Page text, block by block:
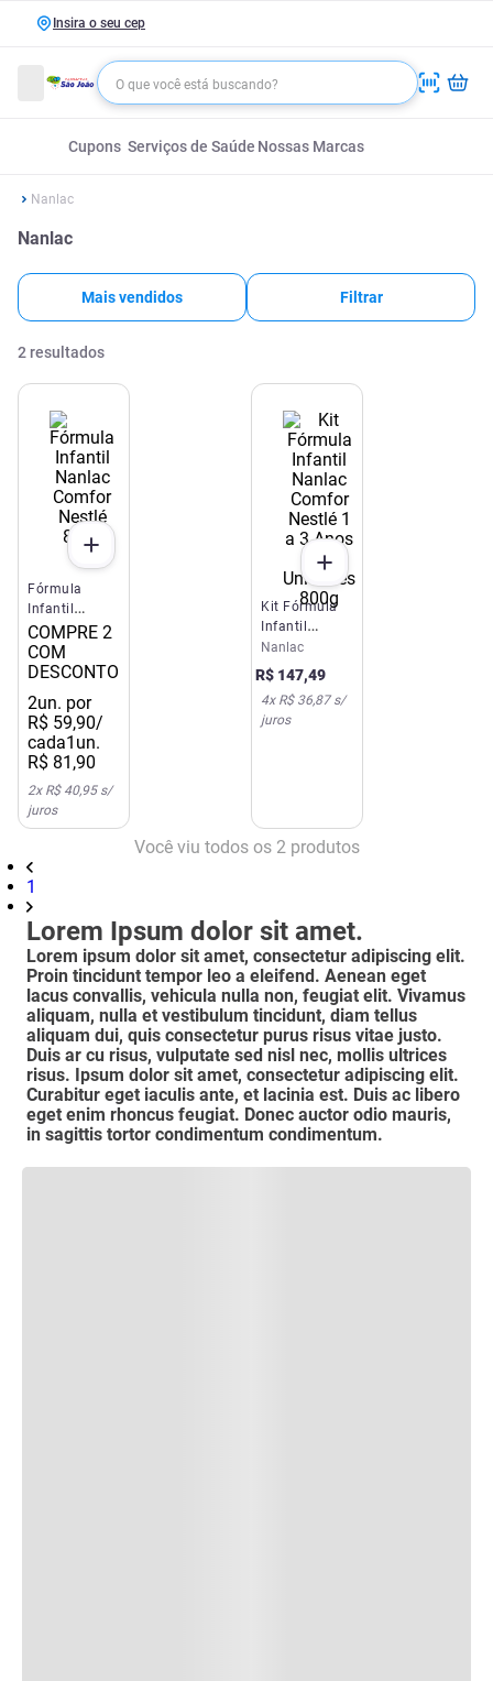
Insira o seu cep
Cupons Serviços de Saúde Nossas Marcas
Nanlac
Nanlac
Mais vendidos Filtrar
2 resultados
Fórmula
Infantil
Nanlac
Comfor
Nestlé 800g
COMPRE 2
COM
DESCONTO
2un. por
R$ 59,90/
cada1un.
R$ 81 ,90
2x R$ 40,95s/
juros
Kit Fórmula
Infantil
Nanlac
Comfor
Nestlé 1 a 3
Anos 2
Unidades
Nanlac
R$ 147,49
4x R$ 36,87s/
juros
Você viu todos os 2 produtos
1
Lorem Ipsum dolor sit amet.
Lorem ipsum dolor sit amet, consectetur adipiscing elit.
Proin tincidunt tempor leo a eleifend. Aenean eget
lacus convallis, vehicula nulla non, feugiat elit. Vivamus
aliquam, nulla et vestibulum tincidunt, diam tellus
aliquam dui, quis consectetur purus risus vitae justo.
Duis ar cu risus, vulputate sed nisl nec, mollis ultrices
risus. Ipsum dolor sit amet, consectetur adipiscing elit.
Curabitur eget iaculis ante, et lacinia est. Duis ac libero
eget enim rhoncus feugiat. Donec auctor odio mauris,
in sagittis tortor condimentum condimentum.